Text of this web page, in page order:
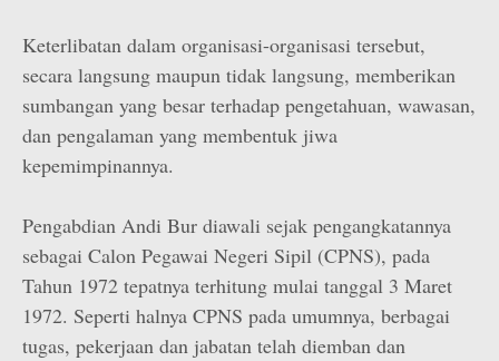
Keterlibatan dalam organisasi-organisasi tersebut,
secara langsung maupun tidak langsung, memberikan
sumbangan yang besar terhadap pengetahuan, wawasan,
dan pengalaman yang membentuk jiwa
kepemimpinannya.
Pengabdian Andi Bur diawali sejak pengangkatannya
sebagai Calon Pegawai Negeri Sipil (CPNS), pada
Tahun 1972 tepatnya terhitung mulai tanggal 3 Maret
1972. Seperti halnya CPNS pada umumnya, berbagai
tugas, pekerjaan dan jabatan telah diemban dan